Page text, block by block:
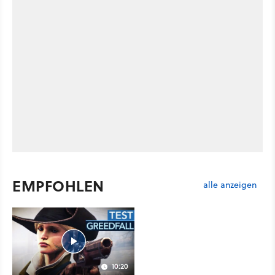
EMPFOHLEN alle anzeigen
10:20